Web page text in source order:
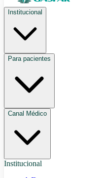
Institucional
Para pacientes
Canal Médico
Institucional